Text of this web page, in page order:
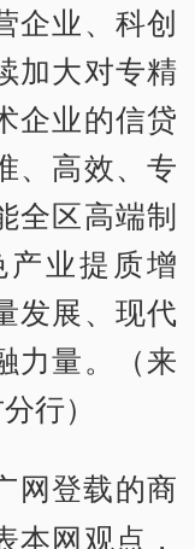
企业、科创
加大对专精
企业的信贷
、高效、专
全区高端制
业提质增
发展、现代
力量。（来
行）
网登载的商
本网观点，